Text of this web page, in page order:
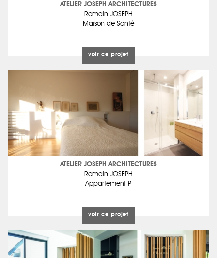
ATELIER JOSEPH ARCHITECTURES
Romain JOSEPH
Maison de Santé
voir ce projet
ATELIER JOSEPH ARCHITECTURES
Romain JOSEPH
Appartement P
voir ce projet